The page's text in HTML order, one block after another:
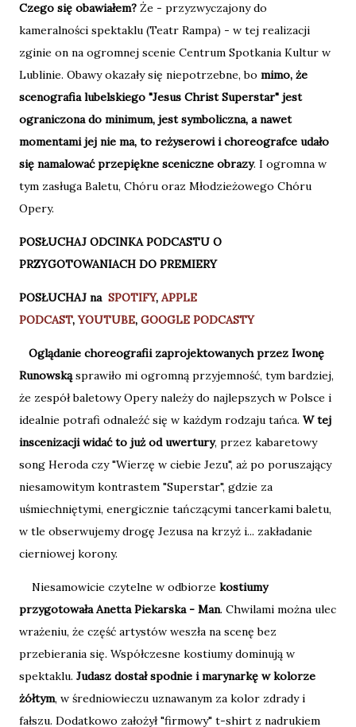
Czego się obawiałem? Że - przyzwyczajony do
kameralności spektaklu (Teatr Rampa) - w tej realizacji
zginie on na ogromnej scenie Centrum Spotkania Kultur w
Lublinie. Obawy okazały się niepotrzebne, bo mimo, że
scenografia lubelskiego "Jesus Christ Superstar" jest
ograniczona do minimum, jest symboliczna, a nawet
momentami jej nie ma, to reżyserowi i choreografce udało
się namalować przepiękne sceniczne obrazy. I ogromna w
tym zasługa Baletu, Chóru oraz Młodzieżowego Chóru
Opery.
POSŁUCHAJ ODCINKA PODCASTU O
PRZYGOTOWANIACH DO PREMIERY
POSŁUCHAJ na SPOTIFY, APPLE
PODCAST,YOUTUBE, GOOGLE PODCASTY
Oglądanie choreografii zaprojektowanych przez Iwonę
Runowskąsprawiło mi ogromną przyjemność, tym bardziej,
że zespół baletowy Opery należy do najlepszych w Polsce i
idealnie potrafi odnaleźć się w każdym rodzaju tańca. W tej
inscenizacji widać to już od uwertury, przez kabaretowy
song Heroda czy "Wierzę w ciebie Jezu", aż po poruszający
niesamowitym kontrastem "Superstar", gdzie za
uśmiechniętymi, energicznie tańczącymi tancerkami baletu,
w tle obserwujemy drogę Jezusa na krzyż i... zakładanie
cierniowej korony.
Niesamowicie czytelne w odbiorze kostiumy
przygotowała Anetta Piekarska - Man. Chwilami można ulec
wrażeniu, że część artystów weszła na scenę bez
przebierania się. Współczesne kostiumy dominują w
spektaklu. Judasz dostał spodnie i marynarkę w kolorze
żółtym, w średniowieczu uznawanym za kolor zdrady i
fałszu. Dodatkowo założył "firmowy" t-shirt z nadrukiem